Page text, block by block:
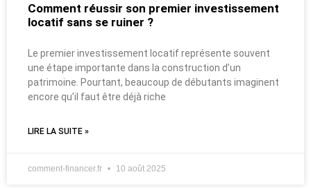
Comment réussir son premier investissement
locatif sans se ruiner ?
Le premier investissement locatif représente souvent
une étape importante dans la construction d’un
patrimoine. Pourtant, beaucoup de débutants imaginent
encore qu’il faut être déjà riche
LIRE LA SUITE »
comment-financer.fr 10 août 2025